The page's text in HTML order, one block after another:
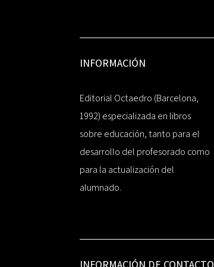
INFORMACIÓN
Editorial Octaedro (Barcelona,
1992) especializada en libros
sobre educación, tanto para el
desarrollo del profesorado como
para la actualización del
alumnado.
INFORMACIÓN DE CONTACTO